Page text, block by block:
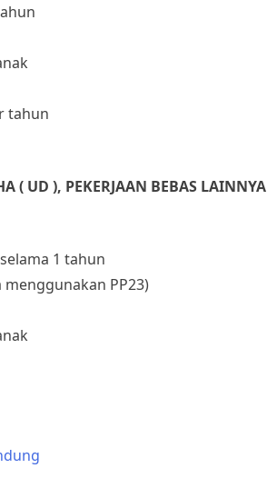
tahun
( UD ), PEKERJAAN BEBAS LAINNYA
1 tahun
PP23)